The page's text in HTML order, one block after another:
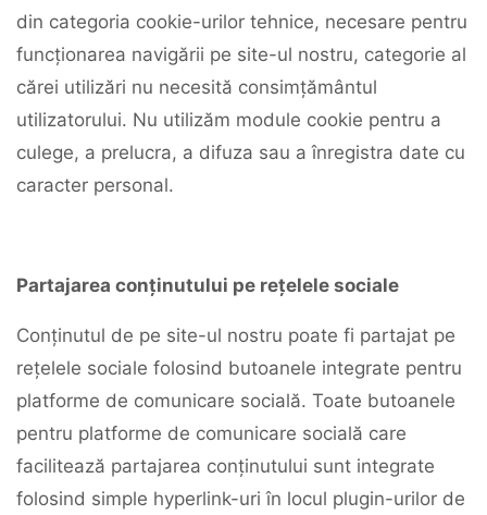
din categoria cookie-urilor tehnice, necesare pentru
funcționarea navigării pe site-ul nostru, categorie al
cărei utilizări nu necesită consimțământul
utilizatorului. Nu utilizăm module cookie pentru a
culege, a prelucra, a difuza sau a înregistra date cu
caracter personal.
Partajarea conținutului pe rețelele sociale
Conținutul de pe site-ul nostru poate fi partajat pe
rețelele sociale folosind butoanele integrate pentru
platforme de comunicare socială. Toate butoanele
pentru platforme de comunicare socială care
facilitează partajarea conținutului sunt integrate
folosind simple hyperlink-uri în locul plugin-urilor de